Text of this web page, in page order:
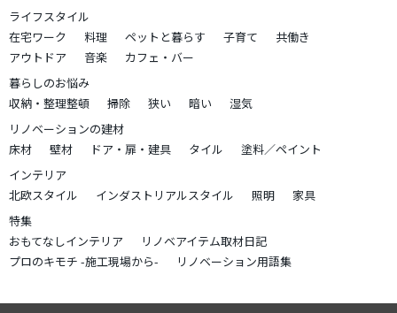
ライフスタイル
在宅ワーク
料理 ペットと暮らす 子育て
共働き
アウトドア
音楽
カフェ・バー
暮らしのお悩み
収納・整理整頓
掃除 狭い 暗い
湿気
リノベーションの建材
床材
壁材 ドア・扉・建具 タイル
塗料／ペイント
インテリア
北欧スタイル
インダストリアルスタイル 照明
家具
特集
おもてなしインテリア
リノベアイテム取材日記
プロのキモチ -施工現場から-
リノベーション用語集